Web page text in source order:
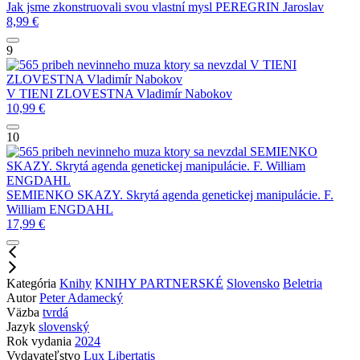
Jak jsme zkonstruovali svou vlastní mysl PEREGRIN Jaroslav
8,99 €
9
V TIENI
ZLOVESTNA Vladimír Nabokov
V TIENI ZLOVESTNA Vladimír Nabokov
10,99 €
10
SEMIENKO
SKAZY. Skrytá agenda genetickej manipulácie. F. William
ENGDAHL
SEMIENKO SKAZY. Skrytá agenda genetickej manipulácie. F.
William ENGDAHL
17,99 €
Kategória Knihy KNIHY PARTNERSKÉ Slovensko Beletria
Autor Peter Adamecký
Väzba tvrdá
Jazyk slovenský
Rok vydania 2024
Vydavateľstvo Lux Libertatis